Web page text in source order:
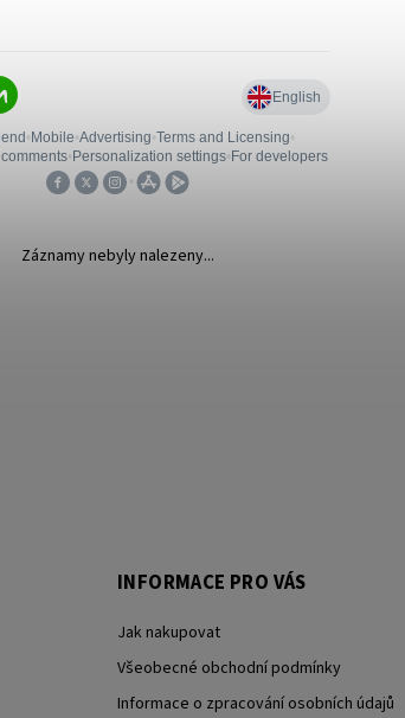
Záznamy nebyly nalezeny...
INFORMACE PRO VÁS
Jak nakupovat
Všeobecné obchodní podmínky
Informace o zpracování osobních údajů